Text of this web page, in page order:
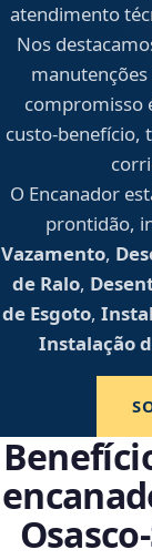
atendimento
Nos
compromisso
custo-benefício,
O Encanador
prontidão,
Vazamento,
de Ralo,
de Esgoto,
Instalação